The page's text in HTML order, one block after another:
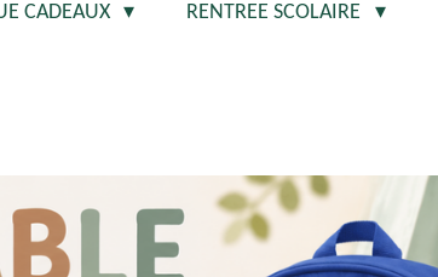
CADEAUX RENTREE SCOLAIRE